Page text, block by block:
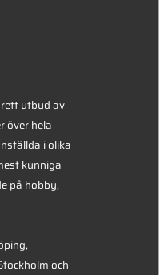
utbud av
över hela
i olika
kunniga
på hobby,
och